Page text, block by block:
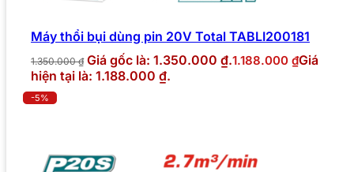
Máy thổi bụi dùng pin 20V Total TABLI200181
1.350.000₫ Giá gốc là: 1.350.000 ₫.1.188.000 ₫Giá
hiện tại là: 1.188.000 ₫.
-5%